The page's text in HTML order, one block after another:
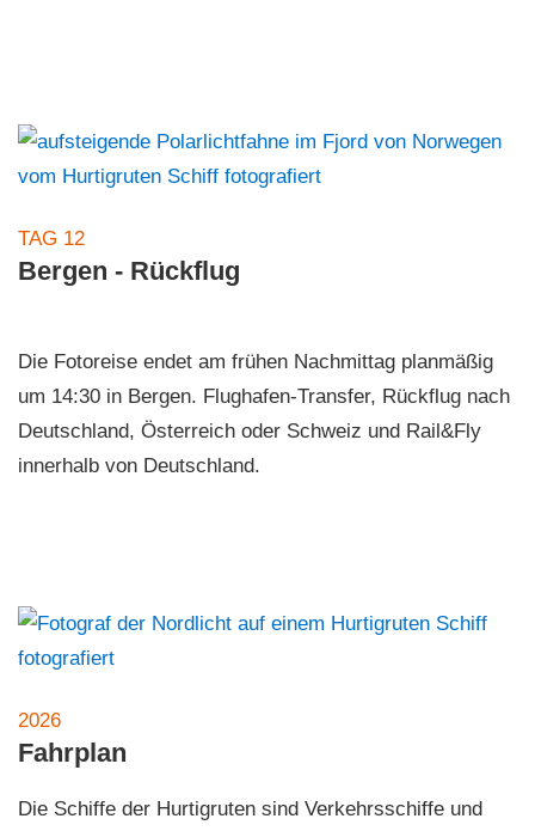
TAG 12
Bergen - Rückflug
Die Fotoreise endet am frühen Nachmittag planmäßig
um 14:30 in Bergen. Flughafen-Transfer, Rückflug nach
Deutschland, Österreich oder Schweiz und Rail&Fly
innerhalb von Deutschland.
2026
Fahrplan
Die Schiffe der Hurtigruten sind Verkehrsschiffe und